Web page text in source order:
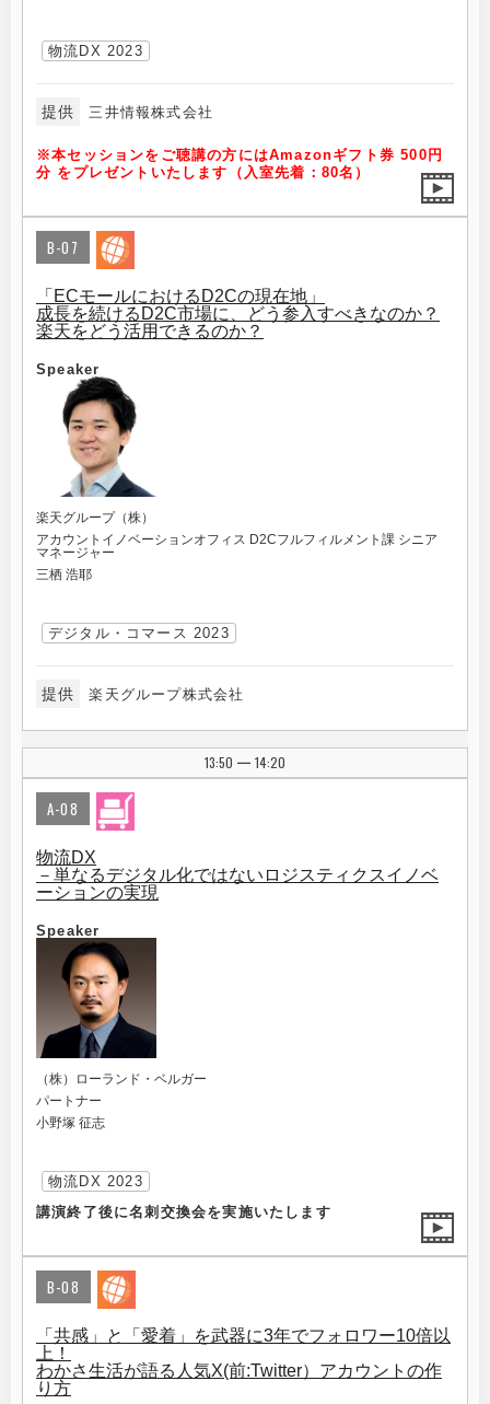
物流DX 2023
提供 三井情報株式会社
※本セッションをご聴講の方にはAmazonギフト券 500円
分 をプレゼントいたします（入室先着：80名）
B-07
「ECモールにおけるD2Cの現在地」
成長を続けるD2C市場に、どう参入すべきなのか？
楽天をどう活用できるのか？
Speaker
楽天グループ（株）
アカウントイノベーションオフィス D2Cフルフィルメント課 シニア
マネージャー
三栖 浩耶
デジタル・コマース 2023
提供 楽天グループ株式会社
13:50 | 14:20
A-08
物流DX
－単なるデジタル化ではないロジスティクスイノベ
ーションの実現
Speaker
（株）ローランド・ベルガー
パートナー
小野塚 征志
物流DX 2023
講演終了後に名刺交換会を実施いたします
B-08
「共感」と「愛着」を武器に3年でフォロワー10倍以
上！
わかさ生活が語る人気X(前:Twitter）アカウントの作
り方